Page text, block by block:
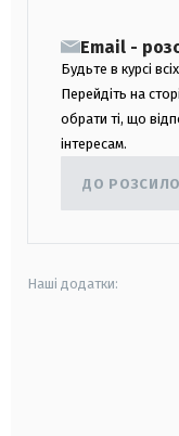
Email -
Будьте в курсі
Перейдіть на
обрати ті, що
інтересам.
ДО
Наші додатки: